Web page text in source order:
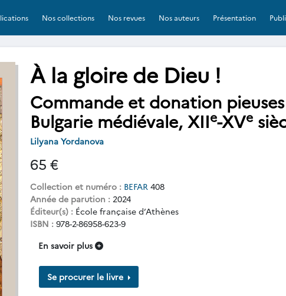
Nos collections Nos revues Nos auteurs Présentation
À la gloire de Dieu !
Commande et donation
Bulgarie médiévale, XIIe-XVe
Lilyana Yordanova
65 €
Collection et numéro : BEFAR 408
Année de parution : 2024
Éditeur(s) : École française d’Athènes
ISBN : 978-2-86958-623-9
En savoir plus
Se procurer le livre